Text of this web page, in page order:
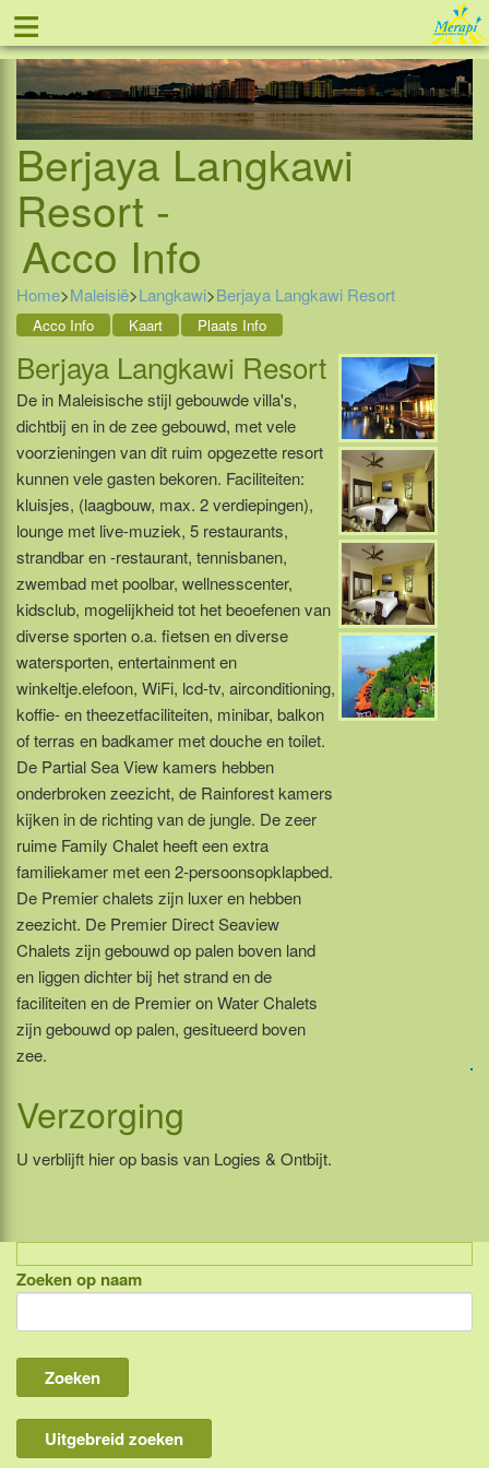
≡ Tel: 088 - 81 11 999
Berjaya Langkawi
Resort -
Acco Info
Home>Maleisië>Langkawi>Berjaya Langkawi Resort
Acco Info Kaart Plaats Info
Berjaya Langkawi Resort
De in Maleisische stijl gebouwde villa's,
dichtbij en in de zee gebouwd, met vele
voorzieningen van dit ruim opgezette resort
kunnen vele gasten bekoren. Faciliteiten:
kluisjes, (laagbouw, max. 2 verdiepingen),
lounge met live-muziek, 5 restaurants,
strandbar en -restaurant, tennisbanen,
zwembad met poolbar, wellnesscenter,
kidsclub, mogelijkheid tot het beoefenen van
diverse sporten o.a. fietsen en diverse
watersporten, entertainment en
winkeltje.elefoon, WiFi, lcd-tv, airconditioning,
koffie- en theezetfaciliteiten, minibar, balkon
of terras en badkamer met douche en toilet.
De Partial Sea View kamers hebben
onderbroken zeezicht, de Rainforest kamers
kijken in de richting van de jungle. De zeer
ruime Family Chalet heeft een extra
familiekamer met een 2-persoonsopklapbed.
De Premier chalets zijn luxer en hebben
zeezicht. De Premier Direct Seaview
Chalets zijn gebouwd op palen boven land
en liggen dichter bij het strand en de
faciliteiten en de Premier on Water Chalets
zijn gebouwd op palen, gesitueerd boven
zee.
Verzorging
U verblijft hier op basis van Logies & Ontbijt.
Indonesië, eilandcombinaties
Bali
Lombok
Flores & Komodo
Overige Sunda eilanden
Zoeken op naam
Uitgebreid zoeken